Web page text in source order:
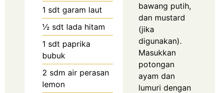
1 sdt garam laut
½ sdt lada hitam
1 sdt paprika
bubuk
2 sdm air perasan
lemon
bawang putih,
dan mustard
(jika
digunakan).
Masukkan
potongan
ayam dan
lumuri dengan